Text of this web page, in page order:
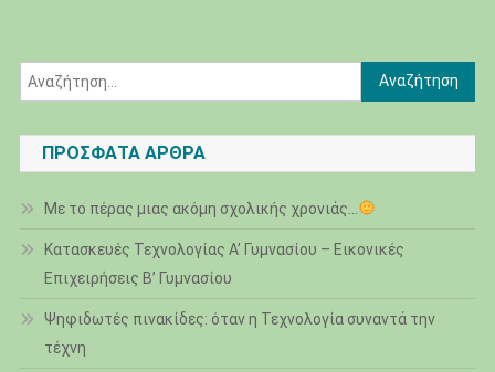
Αναζήτηση
για:
ΠΡΌΣΦΑΤΑ ΆΡΘΡΑ
Με το πέρας μιας ακόμη σχολικής χρονιάς…
Κατασκευές Τεχνολογίας Α’ Γυμνασίου – Εικονικές
Επιχειρήσεις Β’ Γυμνασίου
Ψηφιδωτές πινακίδες: όταν η Τεχνολογία συναντά την
τέχνη